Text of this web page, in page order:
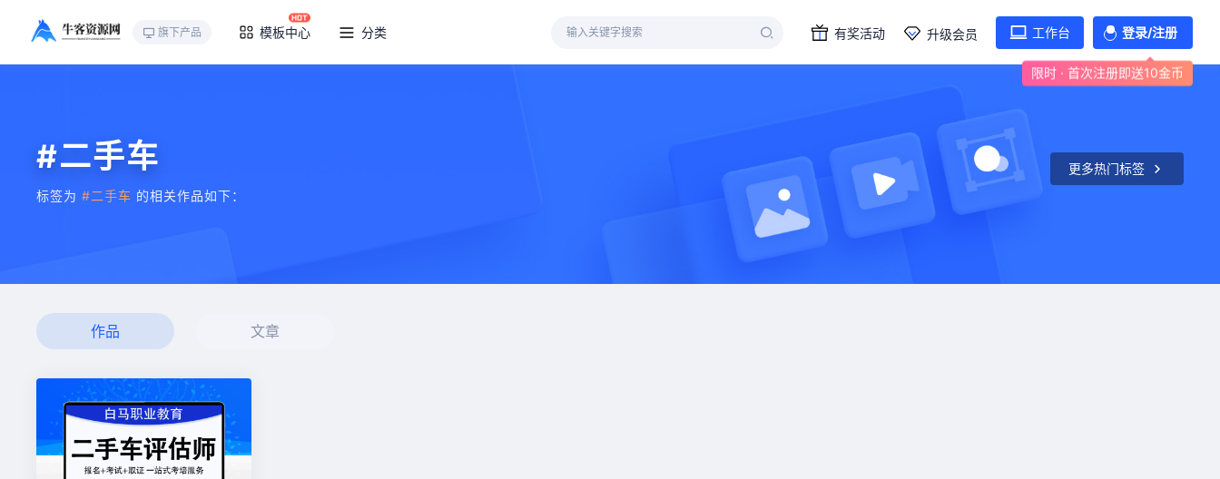
旗下产品 模板中心 分类 有奖活动 升级会员 工作台 登录/注册
限时 · 首次注册即送10金币
#二手车
标签为 #二手车 的相关作品如下：
更多热门标签
作品 文章